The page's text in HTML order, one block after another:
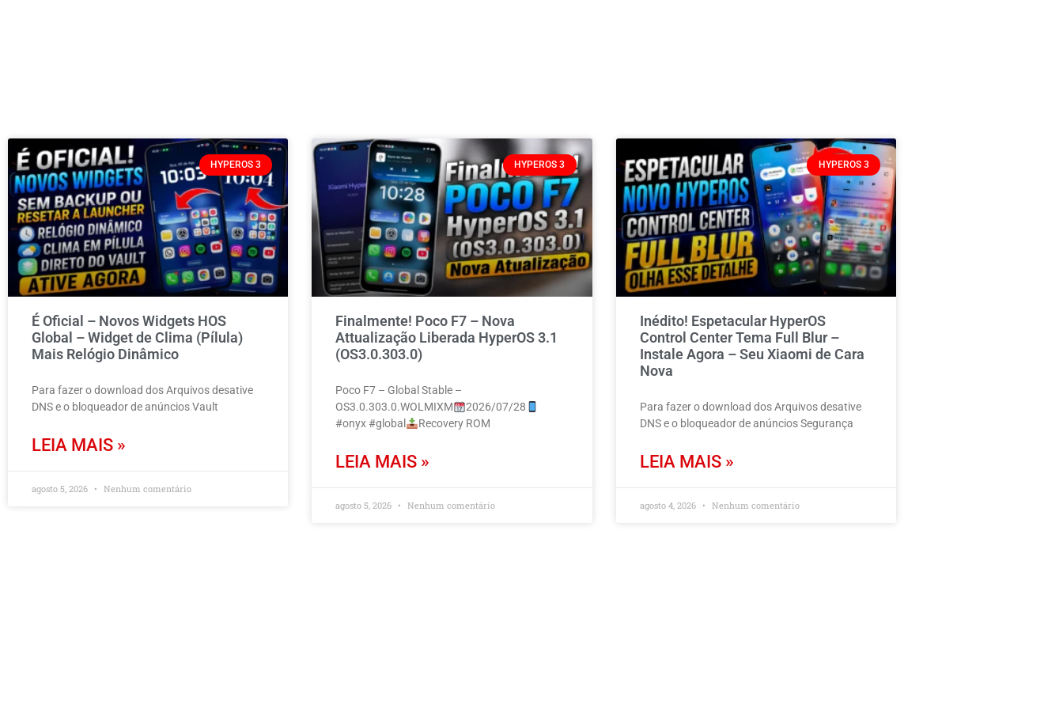
HYPEROS 3
É Oficial – Novos Widgets HOS
Global – Widget de Clima (Pílula)
Mais Relógio Dinâmico
Para fazer o download dos Arquivos desative
DNS e o bloqueador de anúncios Vault
LEIA MAIS »
agosto 5, 2026 Nenhum comentário
HYPEROS 3
Finalmente! Poco F7 – Nova
Attualização Liberada HyperOS 3.1
(OS3.0.303.0)
Poco F7 – Global Stable –
OS3.0.303.0.WOLMIXM
2026/07/28
#onyx #global
Recovery ROM
LEIA MAIS »
agosto 5, 2026 Nenhum comentário
HYPEROS 3
Inédito! Espetacular HyperOS
Control Center Tema Full Blur –
Instale Agora – Seu Xiaomi de Cara
Nova
Para fazer o download dos Arquivos desative
DNS e o bloqueador de anúncios Segurança
LEIA MAIS »
agosto 4, 2026 Nenhum comentário